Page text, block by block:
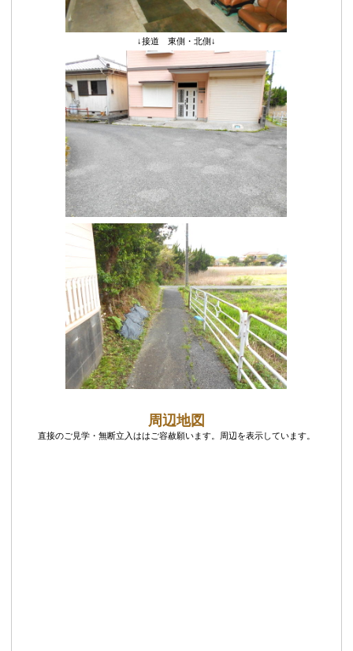
↓接道 東側・北側↓
周辺地図
直接のご見学・無断立入ははご容赦願います。周辺を表示しています。